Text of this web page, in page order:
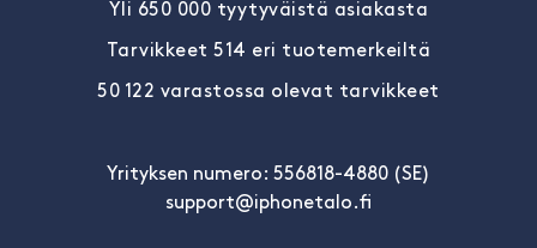
Yli 650 000 tyytyväistä asiakasta
Tarvikkeet 514 eri tuotemerkeiltä
50 122 varastossa olevat tarvikkeet
Yrityksen numero: 556818-4880 (SE)
support@iphonetalo.fi